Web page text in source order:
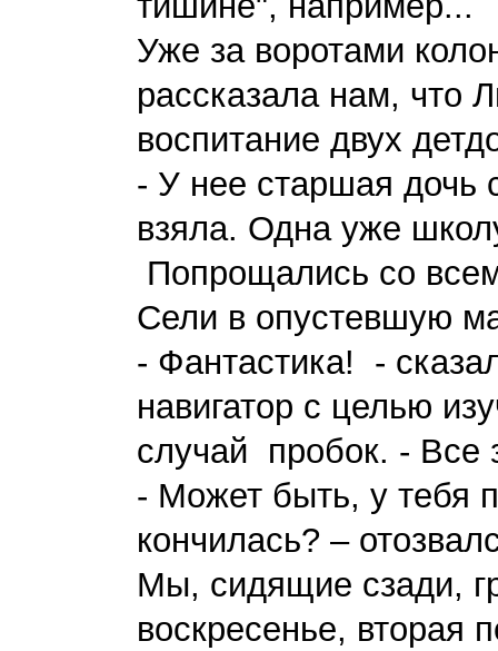
Уже за воротами
рассказала нам, что
воспитание двух
- У нее старшая дочь
взяла. Одна уже
Попрощались со
Сели в опустевшую
- Фантастика! -
навигатор с целью
случай пробок. - Все
- Может быть, у тебя
кончилась? –
Мы, сидящие сзади,
воскресенье, вторая